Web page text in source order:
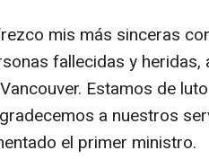
mis más sinceras
fallecidas y
Estamos de
a nuestros
el primer ministro.